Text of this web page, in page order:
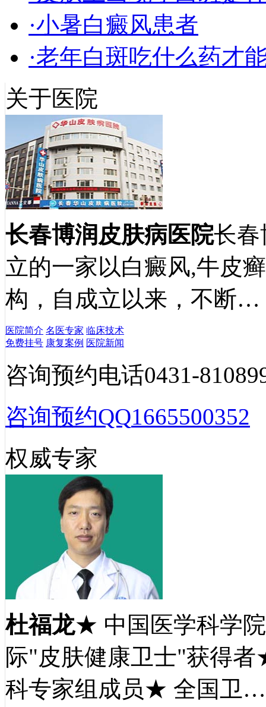
·小暑白癜风患者
·老年白斑吃什么药才
关于医院
长春博润皮肤病医院长春
立的一家以白癜风,牛皮
构，自成立以来，不断…
医院简介 名医专家 临床技术
免费挂号 康复案例 医院新闻
咨询预约电话0431-
咨询预约QQ1665500352
权威专家
杜福龙★ 中国医学科学
际"皮肤健康卫士"获得
科专家组成员★ 全国卫